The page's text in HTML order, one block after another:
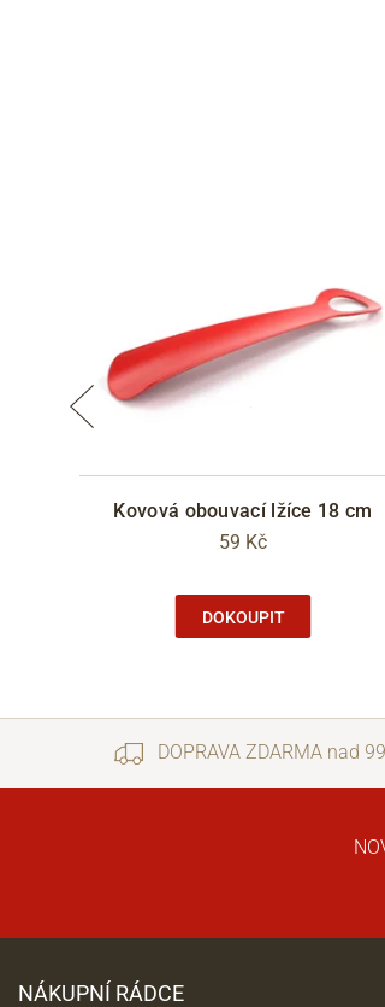
Kovová obouvací lžíce 18 cm
59 Kč
DOKOUPIT
DOPRAVA ZDARMA nad
NÁKUPNÍ RÁDCE